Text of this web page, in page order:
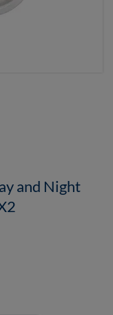
and Night